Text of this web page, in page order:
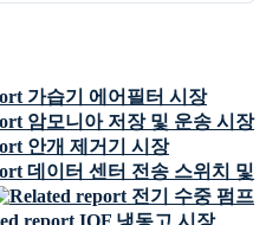
가습기 에어필터 시장
암모니아 저장 및 운송 시장
안개 제거기 시장
데이터 센터 전송 스위치 및
전기 수중 펌프
IQF 냉동고 시장